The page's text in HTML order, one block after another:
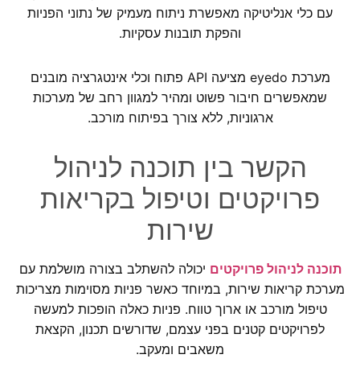
עם כלי אנליטיקה מאפשרת ניתוח מעמיק של נתוני הפניות
והפקת תובנות עסקיות.
מערכת eyedo מציעה API פתוח וכלי אינטגרציה מובנים
שמאפשרים חיבור פשוט ומהיר למגוון רחב של מערכות
ארגוניות, ללא צורך בפיתוח מורכב.
הקשר בין תוכנה לניהול
פרויקטים וטיפול בקריאות
שירות
תוכנה לניהול פרויקטים יכולה להשתלב בצורה מושלמת עם
מערכת קריאות שירות, במיוחד כאשר פניות מסוימות מצריכות
טיפול מורכב או ארוך טווח. פניות כאלה הופכות למעשה
לפרויקטים קטנים בפני עצמם, שדורשים תכנון, הקצאת
משאבים ומעקב.